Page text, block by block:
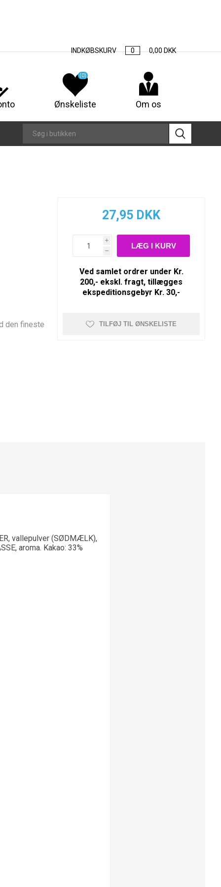
INDKØBSKURV 0 0,00 DKK
Ønskeliste
(0)
Om os
den fineste
27,95 DKK
i
h
Ved samlet ordrer under Kr.
200,- ekskl. fragt, tillægges
ekspeditionsgebyr Kr. 30,-
TILFØJ TIL ØNSKELISTE
vallepulver (SØDMÆLK),
aroma. Kakao: 33%